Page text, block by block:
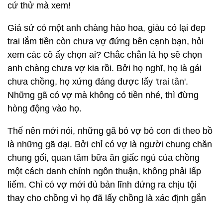
cứ thử mà xem!
Giả sử có một anh chàng hào hoa, giàu có lại đep
trai lắm tiền còn chưa vợ đứng bên cạnh bạn, hỏi
xem các cô ấy chọn ai? Chắc chắn là họ sẽ chọn
anh chàng chưa vợ kia rồi. Bởi họ nghĩ, họ là gái
chưa chồng, họ xứng đáng được lấy 'trai tân'.
Những gã có vợ mà không có tiền nhé, thì đừng
hòng động vào họ.
Thế nên mới nói, những gã bỏ vợ bỏ con đi theo bồ
là những gã dại. Bởi chỉ có vợ là người chung chăn
chung gối, quan tâm bữa ăn giấc ngủ của chồng
một cách danh chính ngôn thuận, không phải lấp
liếm. Chỉ có vợ mới đủ bản lĩnh đứng ra chịu tội
thay cho chồng vì họ đã lấy chồng là xác định gắn